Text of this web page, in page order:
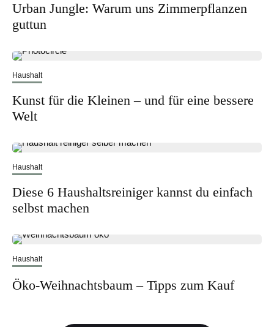
Urban Jungle: Warum uns Zimmerpflanzen
guttun
Haushalt
Kunst für die Kleinen – und für eine bessere
Welt
Haushalt
Diese 6 Haushaltsreiniger kannst du einfach
selbst machen
Haushalt
Öko-Weihnachtsbaum – Tipps zum Kauf